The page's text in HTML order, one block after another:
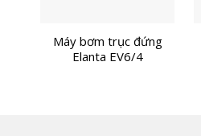
Máy bơm trục đứng
Elanta EV6/4